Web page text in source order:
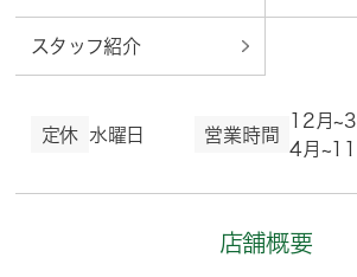
スタッフ紹介
定休 水曜日 営業時間
12月
4月
店舗概要